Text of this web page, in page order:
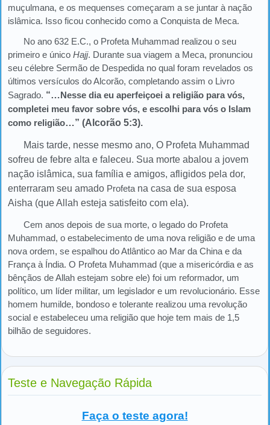
muçulmana, e os mequenses começaram a se juntar à nação
islâmica. Isso ficou conhecido como a Conquista de Meca.
No ano 632 E.C., o Profeta Muhammad realizou o seu
primeiro e único Hajj. Durante sua viagem a Meca, pronunciou
seu célebre Sermão de Despedida no qual foram revelados os
últimos versículos do Alcorão, completando assim o Livro
Sagrado. “…Nesse dia eu aperfeiçoei a religião para vós,
completei meu favor sobre vós, e escolhi para vós o Islam
como religião…” (Alcorão 5:3).
Mais tarde, nesse mesmo ano, O Profeta Muhammad
sofreu de febre alta e faleceu. Sua morte abalou a jovem
nação islâmica, sua família e amigos, afligidos pela dor,
enterraram seu amado Profeta na casa de sua esposa
Aisha (que Allah esteja satisfeito com ela).
Cem anos depois de sua morte, o legado do Profeta
Muhammad, o estabelecimento de uma nova religião e de uma
nova ordem, se espalhou do Atlântico ao Mar da China e da
França à Índia. O Profeta Muhammad (que a misericórdia e as
bênçãos de Allah estejam sobre ele) foi um reformador, um
político, um líder militar, um legislador e um revolucionário. Esse
homem humilde, bondoso e tolerante realizou uma revolução
social e estabeleceu uma religião que hoje tem mais de 1,5
bilhão de seguidores.
Teste e Navegação Rápida
Faça o teste agora!